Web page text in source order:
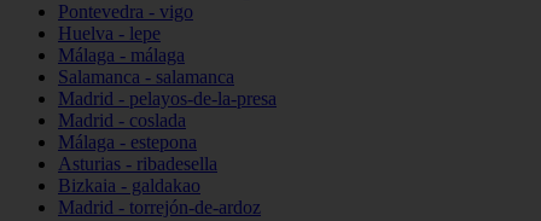
Pontevedra - vigo
Huelva - lepe
Málaga - málaga
Salamanca - salamanca
Madrid - pelayos-de-la-presa
Madrid - coslada
Málaga - estepona
Asturias - ribadesella
Bizkaia - galdakao
Madrid - torrejón-de-ardoz